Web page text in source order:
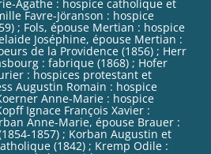
Agathe : hospice catholique et
Favre-Jöranson : hospice
; Fols, épouse Mertian : hospice
Joséphine, épouse Mertian :
de la Providence (1856) ; Herr
: fabrique (1868) ; Hofer
: hospices protestant et
Augustin Romain : hospice
Anne-Marie : hospice
Ignace François Xavier :
Anne-Marie, épouse Brauer :
1857) ; Korban Augustin et
(1842) ; Kremp Odile :